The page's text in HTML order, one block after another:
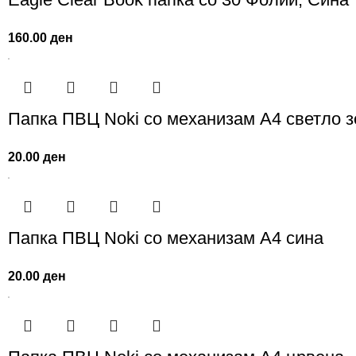
160.00ден
Папка ПВЦ Noki со механизам А4 светло
20.00ден
Папка ПВЦ Noki со механизам А4 сина
20.00ден